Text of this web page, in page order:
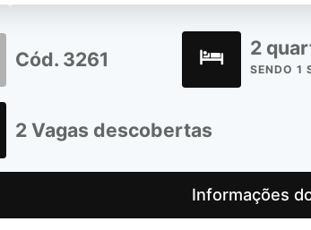
Cód. 3261 2
SENDO 1
2 Vagas descobertas
Informações